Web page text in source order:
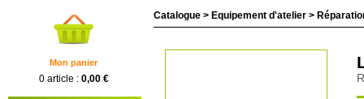
Mon panier
0 article : 0,00 €
Catalogue > Equipement d'atelier >